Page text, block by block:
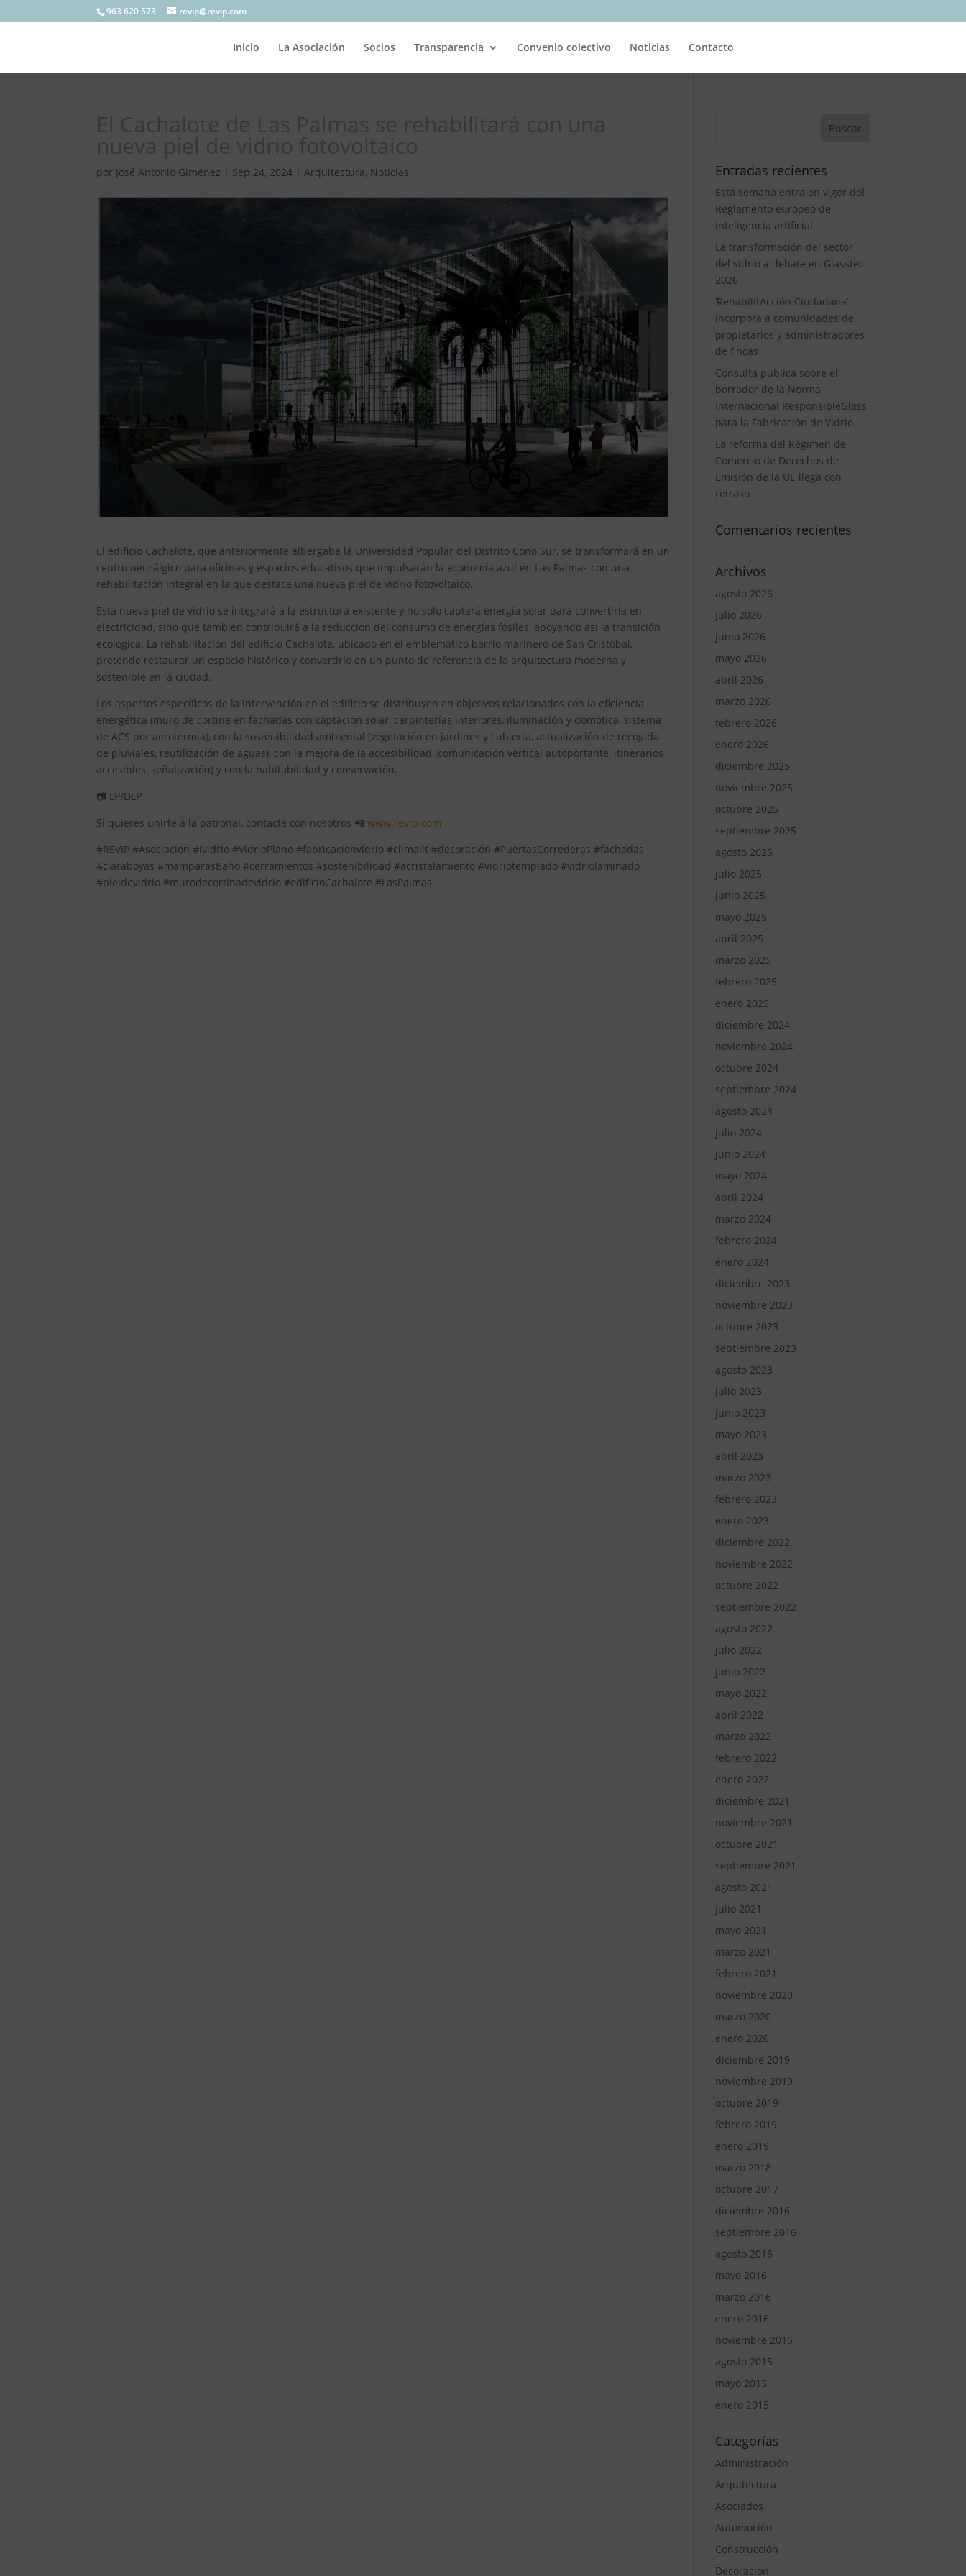
963 620 573 revip@revip.com
Inicio La Asociación Socios Transparencia Convenio colectivo Noticias Contacto
El Cachalote de Las Palmas se rehabilitará con una
nueva piel de vidrio fotovoltaico
por José Antonio Giménez | Sep 24, 2024 |Arquitectura, Noticias
El edificio Cachalote, que anteriormente albergaba la Universidad Popular del Distrito Cono Sur, se transformará en un
centro neurálgico para oficinas y espacios educativos que impulsarán la economía azul en Las Palmas con una
rehabilitación integral en la que destaca una nueva piel de vidrio fotovoltaico.
Esta nueva piel de vidrio se integrará a la estructura existente y no solo captará energía solar para convertirla en
electricidad, sino que también contribuirá a la reducción del consumo de energías fósiles, apoyando así la transición
ecológica. La rehabilitación del edificio Cachalote, ubicado en el emblemático barrio marinero de San Cristóbal,
pretende restaurar un espacio histórico y convertirlo en un punto de referencia de la arquitectura moderna y
sostenible en la ciudad.
Los aspectos específicos de la intervención en el edificio se distribuyen en objetivos relacionados con la eficiencia
energética (muro de cortina en fachadas con captación solar, carpinterías interiores, iluminación y domótica, sistema
de ACS por aerotermia), con la sostenibilidad ambiental (vegetación en jardines y cubierta, actualización de recogida
de pluviales, reutilización de aguas), con la mejora de la accesibilidad (comunicación vertical autoportante, itinerarios
accesibles, señalización) y con la habitabilidad y conservación.
📷 LP/DLP
Si quieres unirte a la patronal, contacta con nosotros 📲www.revip.com
#REVIP #Asociacion #ividrio #VidrioPlano #fabricacionvidrio #climalit #decoración #PuertasCorrederas #fachadas
#claraboyas #mamparasBaño #cerramientos #sostenibilidad #acristalamiento #vidriotemplado #vidriolaminado
#pieldevidrio #murodecortinadevidrio #edificioCachalote #LasPalmas
Entradas recientes
Esta semana entra en vigor del
Reglamento europeo de
inteligencia artificial
La transformación del sector
del vidrio a debate en Glasstec
2026
‘RehabilitAcción Ciudadana’
incorpora a comunidades de
propietarios y administradores
de fincas
Consulta pública sobre el
borrador de la Norma
Internacional ResponsibleGlass
para la Fabricación de Vidrio
La reforma del Régimen de
Comercio de Derechos de
Emisión de la UE llega con
retraso
Comentarios recientes
Archivos
agosto 2026
julio 2026
junio 2026
mayo 2026
abril 2026
marzo 2026
febrero 2026
enero 2026
diciembre 2025
noviembre 2025
octubre 2025
septiembre 2025
agosto 2025
julio 2025
junio 2025
mayo 2025
abril 2025
marzo 2025
febrero 2025
enero 2025
diciembre 2024
noviembre 2024
octubre 2024
septiembre 2024
agosto 2024
julio 2024
junio 2024
mayo 2024
abril 2024
marzo 2024
febrero 2024
enero 2024
diciembre 2023
noviembre 2023
octubre 2023
septiembre 2023
agosto 2023
julio 2023
junio 2023
mayo 2023
abril 2023
marzo 2023
febrero 2023
enero 2023
diciembre 2022
noviembre 2022
octubre 2022
septiembre 2022
agosto 2022
julio 2022
junio 2022
mayo 2022
abril 2022
marzo 2022
febrero 2022
enero 2022
diciembre 2021
noviembre 2021
octubre 2021
septiembre 2021
agosto 2021
julio 2021
mayo 2021
marzo 2021
febrero 2021
noviembre 2020
marzo 2020
enero 2020
diciembre 2019
noviembre 2019
octubre 2019
febrero 2019
enero 2019
marzo 2018
octubre 2017
diciembre 2016
septiembre 2016
agosto 2016
mayo 2016
marzo 2016
enero 2016
noviembre 2015
agosto 2015
mayo 2015
enero 2015
Categorías
Administración
Arquitectura
Asociados
Automoción
Construcción
Decoración